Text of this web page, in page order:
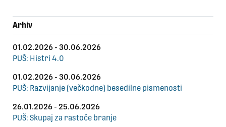
Arhiv
01.02.2026 - 30.06.2026
PUŠ: Histri 4.0
01.02.2026 - 30.06.2026
PUŠ: Razvijanje (večkodne) besedilne pismenosti
26.01.2026 - 25.06.2026
PUŠ: Skupaj za rastoče branje